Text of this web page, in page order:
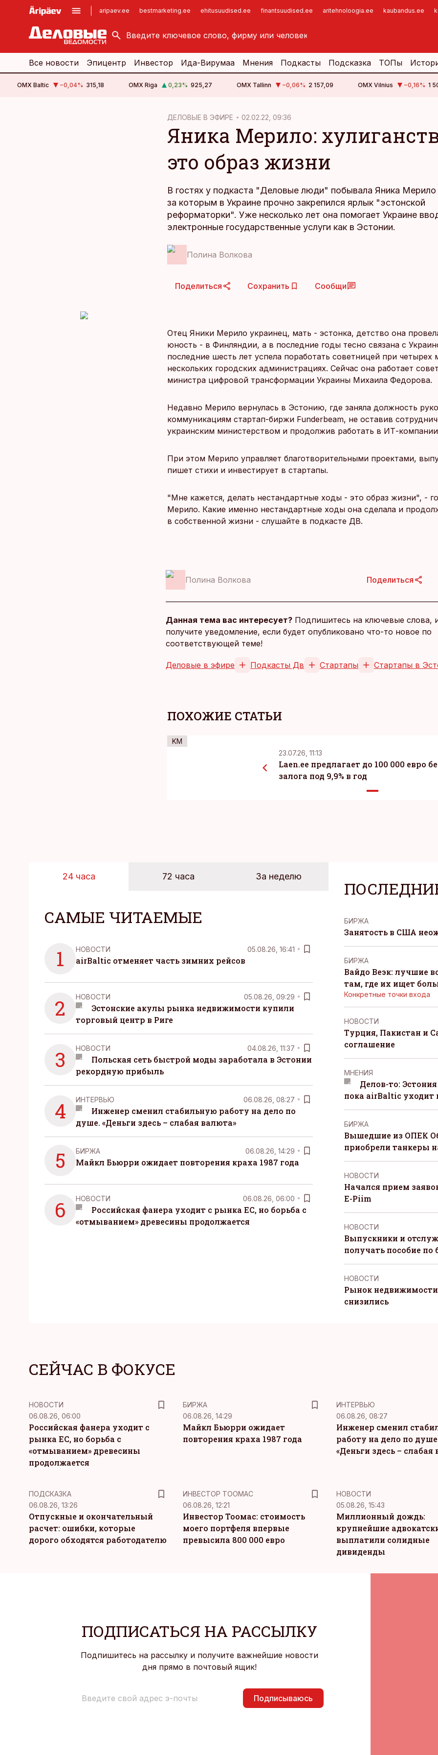
aripaev.ee bestmarketing.ee ehitusuudised.ee finantsuudised.ee aritehnoloogia.ee kaubandus.ee
kinnisvarauudised.ee
logistikauudised.ee
imelineajalugu.ee
Все новости Эпицентр Инвестор Ида-Вирумаа Мнения Подкасты Подсказка ТОПы
OMX Baltic −0,04% 315,18 OMX Riga 0,23% 925,27 OMX Tallinn −0,06% 2 157,09 OMX Vilnius −0,16% 1
ДЕЛОВЫЕ В ЭФИРЕ 02.02.22, 09:36
Яника Мерило:
это образ жизни
В гостях у подкаста "Деловые люди" побывала Яника Мерило
за которым в Украине прочно закрепился ярлык "эстонской
реформаторки". Уже несколько лет она помогает Украине
электронные государственные услуги как в Эстонии.
Полина Волкова
Поделиться Сохранить Сообщи
Отец Яники Мерило украинец, мать - эстонка, детство она
юность - в Финляндии, а в последние годы тесно связана с
последние шесть лет успела поработать советницей при четырех
нескольких городских администрациях. Сейчас она работает
министра цифровой трансформации Украины Михаила Федорова.
Недавно Мерило вернулась в Эстонию, где заняла должность
коммуникациям стартап-биржи Funderbeam, не оставив
украинским министерством и продолжив работать в ИТ-компании
При этом Мерило управляет благотворительными проектами,
пишет стихи и инвестирует в стартапы.
"Мне кажется, делать нестандартные ходы - это образ жизни", -
Мерило. Какие именно нестандартные ходы она сделала и
в собственной жизни - слушайте в подкасте ДВ.
Полина Волкова Поделиться
Данная тема вас интересует? Подпишитесь на ключевые слова,
получите уведомление, если будет опубликовано что-то новое по
соответствующей теме!
Деловые в эфире Подкасты Дв Стартапы Стартапы в
ПОХОЖИЕ СТАТЬИ
KM
23.07.26, 11:13
Laen.ee предлагает до 100 000 евро
залога под 9,9% в год
24 часа 72 часа За неделю
САМЫЕ ЧИТАЕМЫЕ
1 НОВОСТИ 05.08.26, 16:41
airBaltic отменяет часть зимних рейсов
2 НОВОСТИ 05.08.26, 09:29
Эстонские акулы рынка недвижимости купили
торговый центр в Риге
3 НОВОСТИ 04.08.26, 11:37
Польская сеть быстрой моды заработала в Эстонии
рекордную прибыль
4 ИНТЕРВЬЮ 06.08.26, 08:27
Инженер сменил стабильную работу на дело по
душе. «Деньги здесь – слабая валюта»
5 БИРЖА 06.08.26, 14:29
Майкл Бьюрри ожидает повторения краха 1987 года
6 НОВОСТИ 06.08.26, 06:00
Российская фанера уходит с рынка ЕС, но борьба с
«отмыванием» древесины продолжается
БИРЖА
Занятость в США
БИРЖА
Вайдо Веэк: лучшие
там, где их ищет
Конкретные точки входа
НОВОСТИ
Турция, Пакистан и
соглашение
MНЕНИЯ
Делов-то:
пока airBaltic уходит
БИРЖА
Вышедшие из ОПЕК
приобрели танкеры
НОВОСТИ
Начался прием
E-Piim
НОВОСТИ
Выпускники и
получать пособие по
НОВОСТИ
Рынок
снизились
СЕЙЧАС В ФОКУСЕ
НОВОСТИ
06.08.26, 06:00
Российская фанера уходит с
рынка ЕС, но борьба с
«отмыванием» древесины
продолжается
БИРЖА
06.08.26, 14:29
Майкл Бьюрри ожидает
повторения краха 1987 года
ИНТЕРВЬЮ
06.08.26, 08:27
Инженер сменил
работу на дело по
«Деньги здесь – слабая
ПОДСКАЗКА
06.08.26, 13:26
Отпускные и окончательный
расчет: ошибки, которые
дорого обходятся работодателю
ИНВЕСТОР ТООМАС
06.08.26, 12:21
Инвестор Тоомас: стоимость
моего портфеля впервые
превысила 800 000 евро
НОВОСТИ
05.08.26, 15:43
Миллионный дождь:
крупнейшие
выплатили солидные
дивиденды
ПОДПИСАТЬСЯ НА РАССЫЛКУ
Подпишитесь на рассылку и получите важнейшие новости
дня прямо в почтовый ящик!
Подписываюсь